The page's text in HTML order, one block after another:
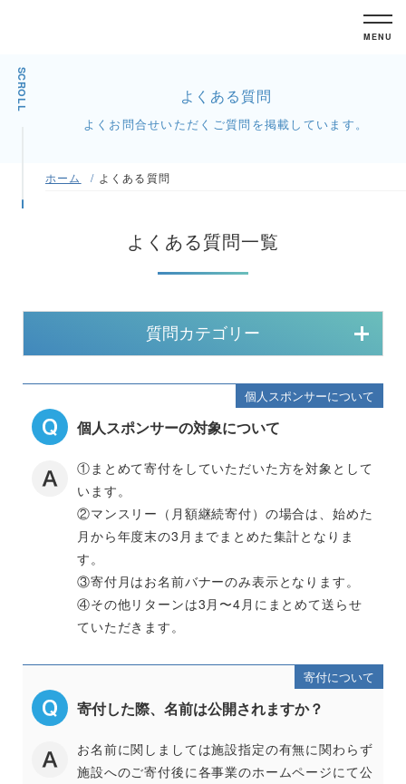
MENU
SCROLL よくある質問
よくお問合せいただくご質問を掲載しています。
ホーム よくある質問
よくある質問一覧
質問カテゴリー
個人スポンサーについて
個人スポンサーの対象について
①まとめて寄付をしていただいた方を対象として
います。
②マンスリー（月額継続寄付）の場合は、始めた
月から年度末の3月までまとめた集計となりま
す。
③寄付月はお名前バナーのみ表示となります。
④その他リターンは3月〜4月にまとめて送らせ
ていただきます。
寄付について
寄付した際、名前は公開されますか？
お名前に関しましては施設指定の有無に関わらず
施設へのご寄付後に各事業のホームページにて公